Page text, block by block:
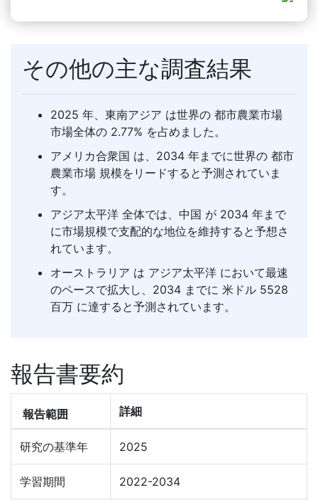
その他の主な調査結果
2025 年、東南アジア は世界の 都市農業市場
市場全体の 2.77% を占めました。
アメリカ合衆国 は、2034 年までに世界の 都市
農業市場 規模をリードすると予測されていま
す。
アジア太平洋 全体では、中国 が 2034 年まで
に市場規模で支配的な地位を維持すると予想さ
れています。
オーストラリア は アジア太平洋 において最速
のペースで拡大し、2034 までに 米ドル 5528
百万 に達すると予測されています。
報告書要約
報告範囲 詳細
研究の基準年 2025
学習期間 2022-2034